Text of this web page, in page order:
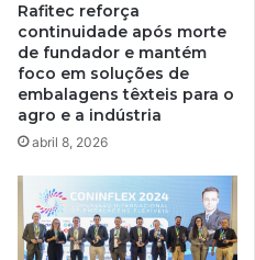
Rafitec reforça
continuidade após morte
de fundador e mantém
foco em soluções de
embalagens têxteis para o
agro e a indústria
abril 8, 2026